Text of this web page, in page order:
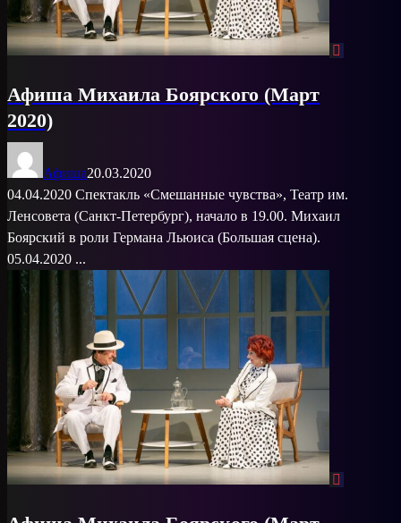
Афиша Михаила Боярского (Март
2020)
Афиша20.03.2020
04.04.2020 Спектакль «Смешанные чувства», Театр им.
Ленсовета (Санкт-Петербург), начало в 19.00. Михаил
Боярский в роли Германа Льюиса (Большая сцена).
05.04.2020 ...